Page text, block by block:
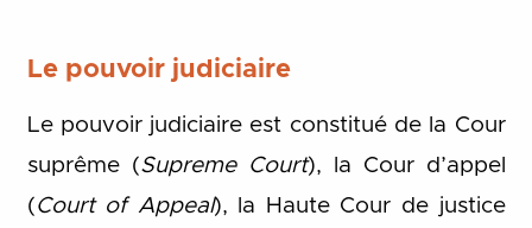
Le pouvoir judiciaire
Le pouvoir judiciaire est constitué de la Cour
suprême (Supreme Court), la Cour d’appel
(Court of Appeal), la Haute Cour de justice